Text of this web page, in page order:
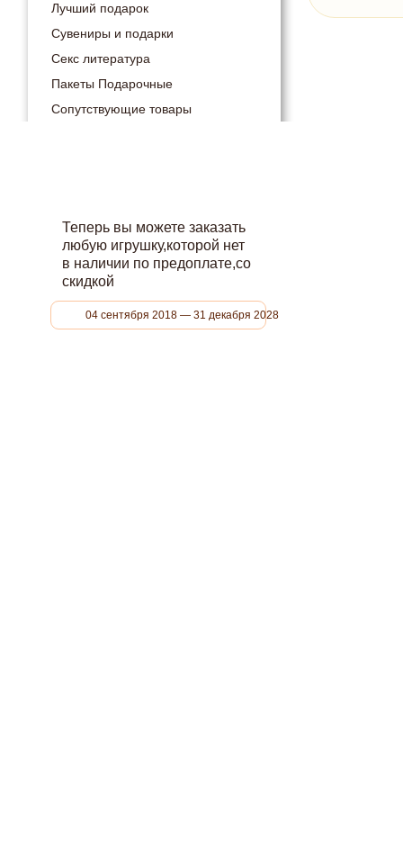
Лучший подарок
Сувениры и подарки
Секс литература
Пакеты Подарочные
Сопутствующие товары
Теперь вы можете заказать
любую игрушку,которой нет
в наличии по предоплате,со
скидкой
04 сентября 2018 — 31 декабря 2028